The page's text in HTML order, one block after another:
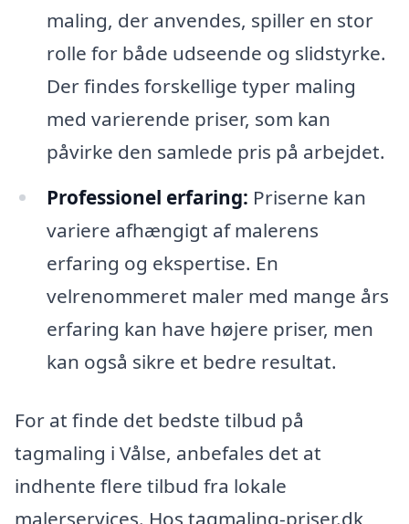
maling, der anvendes, spiller en stor
rolle for både udseende og slidstyrke.
Der findes forskellige typer maling
med varierende priser, som kan
påvirke den samlede pris på arbejdet.
Professionel erfaring: Priserne kan
variere afhængigt af malerens
erfaring og ekspertise. En
velrenommeret maler med mange års
erfaring kan have højere priser, men
kan også sikre et bedre resultat.
For at finde det bedste tilbud på
tagmaling i Vålse, anbefales det at
indhente flere tilbud fra lokale
malerservices. Hos tagmaling-priser.dk